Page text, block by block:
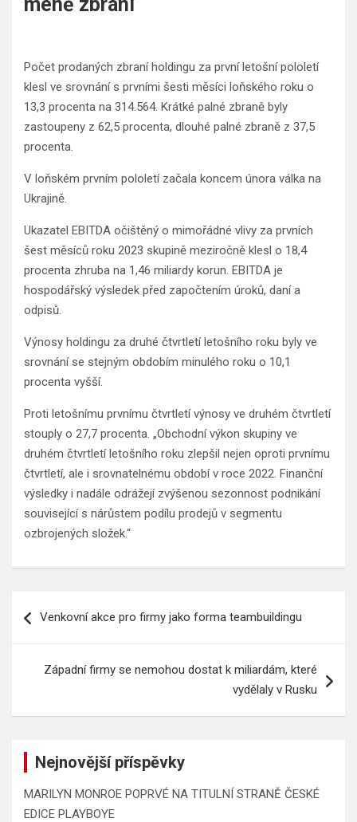
Počet prodaných zbraní holdingu za první letošní pololetí
klesl ve srovnání s prvními šesti měsíci loňského roku o
13,3 procenta na 314.564. Krátké palné zbraně byly
zastoupeny z 62,5 procenta, dlouhé palné zbraně z 37,5
procenta.
V loňském prvním pololetí začala koncem února válka na
Ukrajině.
Ukazatel EBITDA očištěný o mimořádné vlivy za prvních
šest měsíců roku 2023 skupině meziročně klesl o 18,4
procenta zhruba na 1,46 miliardy korun. EBITDA je
hospodářský výsledek před započtením úroků, daní a
odpisů.
Výnosy holdingu za druhé čtvrtletí letošního roku byly ve
srovnání se stejným obdobím minulého roku o 10,1
procenta vyšší.
Proti letošnímu prvnímu čtvrtletí výnosy ve druhém čtvrtletí
stouply o 27,7 procenta. „Obchodní výkon skupiny ve
druhém čtvrtletí letošního roku zlepšil nejen oproti prvnímu
čtvrtletí, ale i srovnatelnému období v roce 2022. Finanční
výsledky i nadále odrážejí zvýšenou sezonnost podnikání
související s nárůstem podílu prodejů v segmentu
ozbrojených složek.“
pro
Venkovní akce pro firmy jako forma teambuildingu
Západní firmy se nemohou dostat k miliardám, které
vydělaly v Rusku
Nejnovější příspěvky
MARILYN MONROE POPRVÉ NA TITULNÍ STRANĚ ČESKÉ
EDICE PLAYBOYE